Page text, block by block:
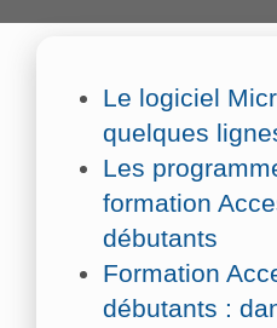
Le logiciel
quelques
Les
formation
débutants
Formation
débutants :